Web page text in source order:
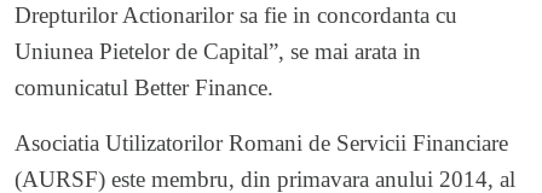
Drepturilor Actionarilor sa fie in concordanta cu
Uniunea Pietelor de Capital”, se mai arata in
comunicatul Better Finance.
Asociatia Utilizatorilor Romani de Servicii Financiare
(AURSF) este membru, din primavara anului 2014, al